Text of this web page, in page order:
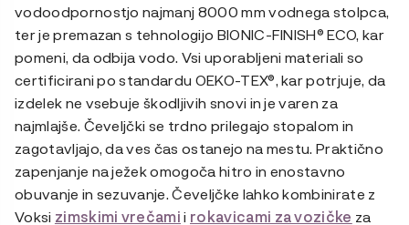
vodoodpornostjo najmanj 8000 mm vodnega stolpca,
ter je premazan s tehnologijo BIONIC-FINISH® ECO, kar
pomeni, da odbija vodo. Vsi uporabljeni materiali so
certificirani po standardu OEKO-TEX®, kar potrjuje, da
izdelek ne vsebuje škodljivih snovi in je varen za
najmlajše. Čeveljčki se trdno prilegajo stopalom in
zagotavljajo, da ves čas ostanejo na mestu. Praktično
zapenjanje na ježek omogoča hitro in enostavno
obuvanje in sezuvanje.Čeveljčke lahko kombinirate z
Voksi zimskimi vrečamii rokavicami za vozičke za